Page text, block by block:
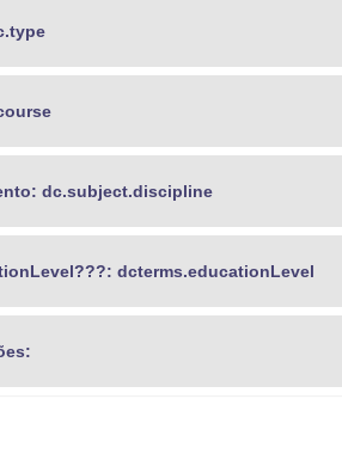
dc.subject.discipline
dcterms.educationLevel